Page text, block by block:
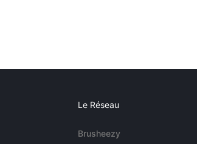
Le Réseau
Brusheezy